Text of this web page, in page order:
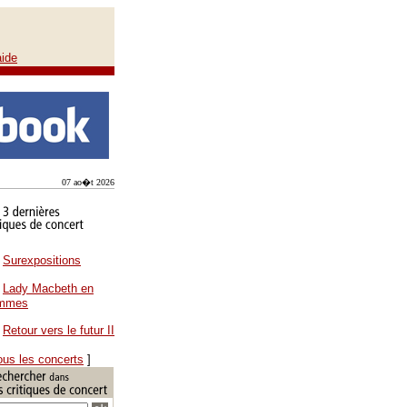
07 ao�t 2026
Surexpositions
Lady Macbeth en
Retour vers le futur II
les concerts ]